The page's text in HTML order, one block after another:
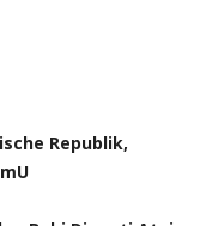
Republik,